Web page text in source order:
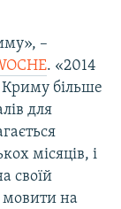
–
. «2014
Криму більше
для
місяців, і
своїй
мовити на